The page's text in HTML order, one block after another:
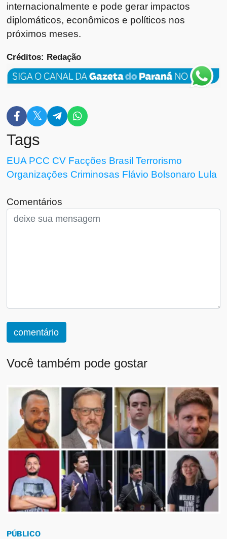
internacionalmente e pode gerar impactos
diplomáticos, econômicos e políticos nos
próximos meses.
Créditos: Redação
Tags
EUA PCC CV Facções Brasil Terrorismo
Organizações Criminosas Flávio Bolsonaro Lula
Comentários
comentário
Você também pode gostar
PÚBLICO